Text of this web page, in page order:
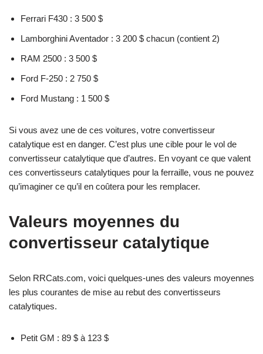
Ferrari F430 : 3 500 $
Lamborghini Aventador : 3 200 $ chacun (contient 2)
RAM 2500 : 3 500 $
Ford F-250 : 2 750 $
Ford Mustang : 1 500 $
Si vous avez une de ces voitures, votre convertisseur
catalytique est en danger. C’est plus une cible pour le vol de
convertisseur catalytique que d’autres. En voyant ce que valent
ces convertisseurs catalytiques pour la ferraille, vous ne pouvez
qu’imaginer ce qu’il en coûtera pour les remplacer.
Valeurs moyennes du
convertisseur catalytique
Selon RRCats.com, voici quelques-unes des valeurs moyennes
les plus courantes de mise au rebut des convertisseurs
catalytiques.
Petit GM : 89 $ à 123 $